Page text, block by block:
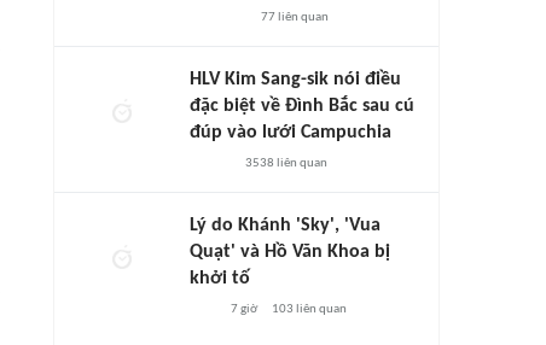
77liên quan
HLV Kim Sang-sik nói điều
đặc biệt về Đình Bắc sau cú
đúp vào lưới Campuchia
3538 liên quan
Lý do Khánh 'Sky', 'Vua
Quạt' và Hồ Văn Khoa bị
khởi tố
7 giờ 103 liên quan